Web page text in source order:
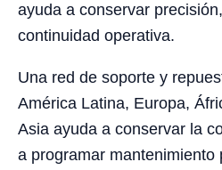
ayuda a conservar
continuidad operativa.
Una red de soporte y
América Latina, Europa,
Asia ayuda a conservar la
a programar mantenimiento